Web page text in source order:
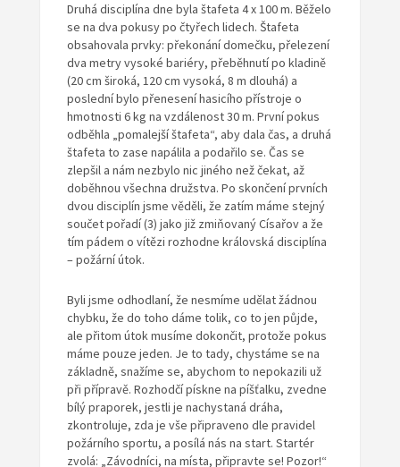
Druhá disciplína dne byla štafeta 4 x 100 m. Běželo
se na dva pokusy po čtyřech lidech. Štafeta
obsahovala prvky: překonání domečku, přelezení
dva metry vysoké bariéry, přeběhnutí po kladině
(20 cm široká, 120 cm vysoká, 8 m dlouhá) a
poslední bylo přenesení hasicího přístroje o
hmotnosti 6 kg na vzdálenost 30 m. První pokus
odběhla „pomalejší štafeta“, aby dala čas, a druhá
štafeta to zase napálila a podařilo se. Čas se
zlepšil a nám nezbylo nic jiného než čekat, až
doběhnou všechna družstva. Po skončení prvních
dvou disciplín jsme věděli, že zatím máme stejný
součet pořadí (3) jako již zmiňovaný Císařov a že
tím pádem o vítězi rozhodne královská disciplína
– požární útok.
Byli jsme odhodlaní, že nesmíme udělat žádnou
chybku, že do toho dáme tolik, co to jen půjde,
ale přitom útok musíme dokončit, protože pokus
máme pouze jeden. Je to tady, chystáme se na
základně, snažíme se, abychom to nepokazili už
při přípravě. Rozhodčí pískne na píšťalku, zvedne
bílý praporek, jestli je nachystaná dráha,
zkontroluje, zda je vše připraveno dle pravidel
požárního sportu, a posílá nás na start. Startér
zvolá: „Závodníci, na místa, připravte se! Pozor!“